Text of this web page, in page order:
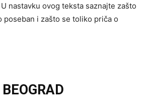
nastavku ovog teksta saznajte zašto
poseban i zašto se toliko priča o